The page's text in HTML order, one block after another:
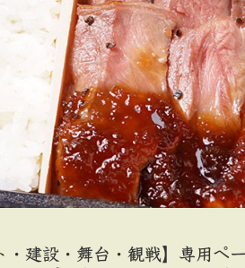
建設・舞台・観戦】専用ペ